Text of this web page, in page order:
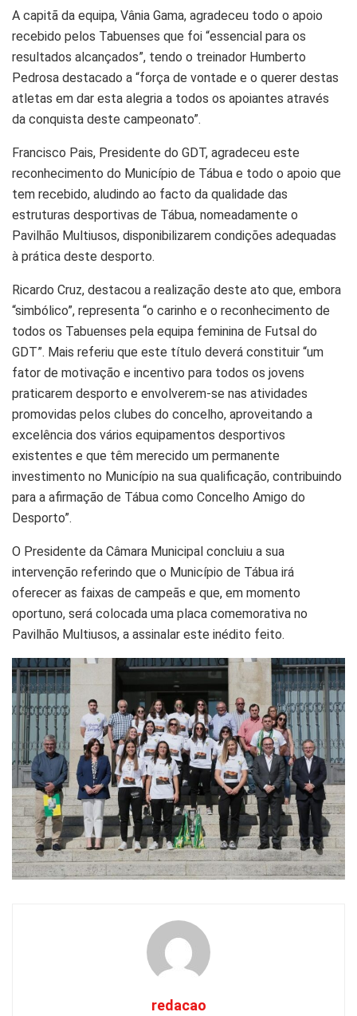
A capitã da equipa, Vânia Gama, agradeceu todo o apoio
recebido pelos Tabuenses que foi “essencial para os
resultados alcançados”, tendo o treinador Humberto
Pedrosa destacado a “força de vontade e o querer destas
atletas em dar esta alegria a todos os apoiantes através
da conquista deste campeonato”.
Francisco Pais, Presidente do GDT, agradeceu este
reconhecimento do Município de Tábua e todo o apoio que
tem recebido, aludindo ao facto da qualidade das
estruturas desportivas de Tábua, nomeadamente o
Pavilhão Multiusos, disponibilizarem condições adequadas
à prática deste desporto.
Ricardo Cruz, destacou a realização deste ato que, embora
“simbólico”, representa “o carinho e o reconhecimento de
todos os Tabuenses pela equipa feminina de Futsal do
GDT”. Mais referiu que este título deverá constituir “um
fator de motivação e incentivo para todos os jovens
praticarem desporto e envolverem-se nas atividades
promovidas pelos clubes do concelho, aproveitando a
excelência dos vários equipamentos desportivos
existentes e que têm merecido um permanente
investimento no Município na sua qualificação, contribuindo
para a afirmação de Tábua como Concelho Amigo do
Desporto”.
O Presidente da Câmara Municipal concluiu a sua
intervenção referindo que o Município de Tábua irá
oferecer as faixas de campeãs e que, em momento
oportuno, será colocada uma placa comemorativa no
Pavilhão Multiusos, a assinalar este inédito feito.
redacao